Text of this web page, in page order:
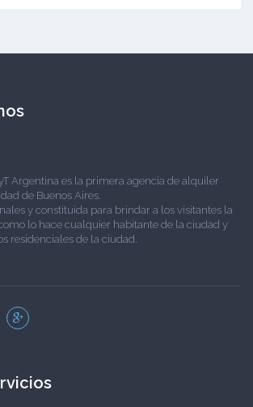
Argentina es la primera agencia de alquiler
de Buenos Aires.
y constituida para brindar a los visitantes la
lo hace cualquier habitante de la ciudad y
residenciales de la ciudad.